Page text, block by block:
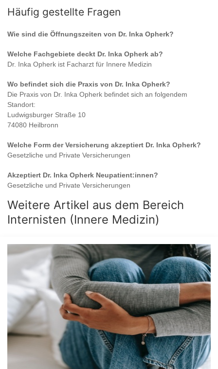
Häufig gestellte Fragen
Wie sind die Öffnungszeiten von Dr. Inka Opherk?
Welche Fachgebiete deckt Dr. Inka Opherk ab?
Dr. Inka Opherk ist Facharzt für Innere Medizin
Wo befindet sich die Praxis von Dr. Inka Opherk?
Die Praxis von Dr. Inka Opherk befindet sich an folgendem
Standort:
Ludwigsburger Straße 10
74080 Heilbronn
Welche Form der Versicherung akzeptiert Dr. Inka Opherk?
Gesetzliche und Private Versicherungen
Akzeptiert Dr. Inka Opherk Neupatient:innen?
Gesetzliche und Private Versicherungen
Weitere Artikel aus dem Bereich
Internisten (Innere Medizin)